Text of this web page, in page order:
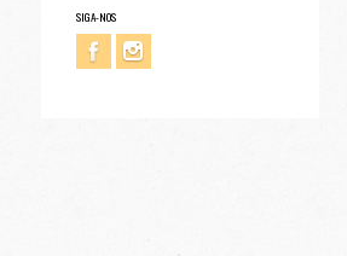
SIGA-NOS